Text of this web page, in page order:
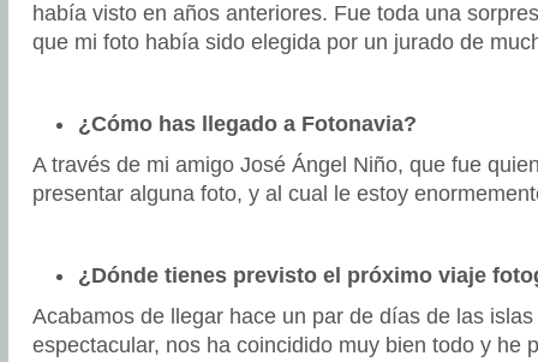
había visto en años anteriores. Fue toda una
que mi foto había sido elegida por un jurado de
¿Cómo has llegado a Fotonavia?
A través de mi amigo José Ángel Niño, que fue
presentar alguna foto, y al cual le estoy
¿Dónde tienes previsto el próximo viaje
Acabamos de llegar hace un par de días de las
espectacular, nos ha coincidido muy bien todo y he